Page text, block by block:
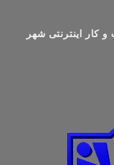
اینترنتی شهر